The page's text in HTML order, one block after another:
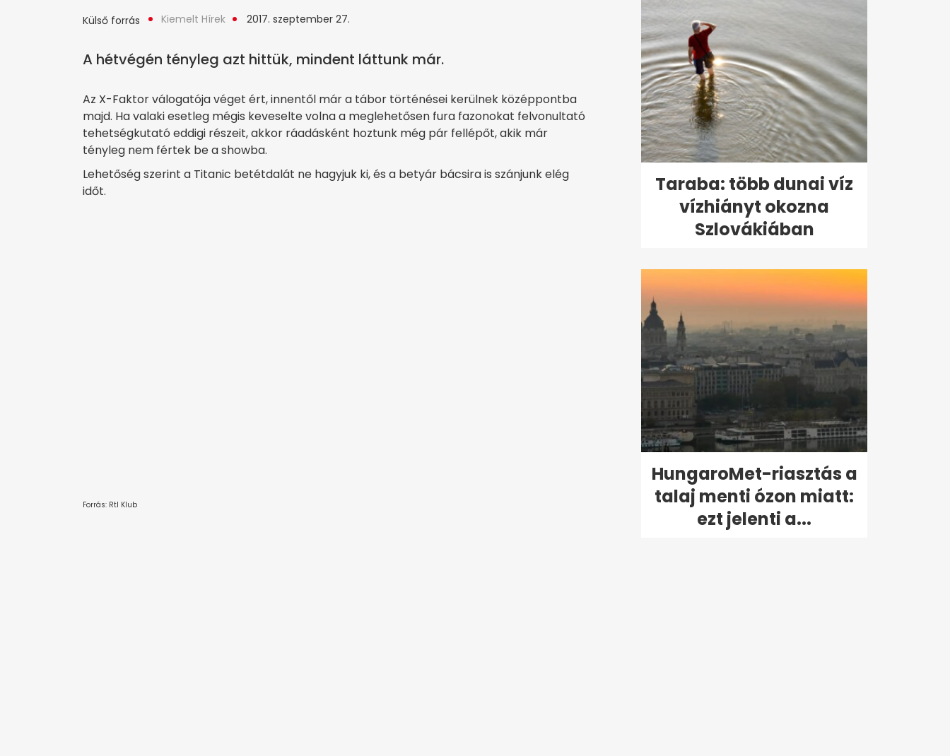
Külső forrás Kiemelt Hírek 2017. szeptember 27.
A hétvégén tényleg azt hittük, mindent láttunk már.
Az X-Faktor válogatója véget ért, innentől már a tábor történései kerülnek középpontba
majd. Ha valaki esetleg mégis keveselte volna a meglehetősen fura fazonokat felvonultató
tehetségkutató eddigi részeit, akkor ráadásként hoztunk még pár fellépőt, akik már
tényleg nem fértek be a showba.
Lehetőség szerint a Titanic betétdalát ne hagyjuk ki, és a betyár bácsira is szánjunk elég
időt.
Forrás: Rtl Klub
Taraba: több dunai víz
vízhiányt okozna
Szlovákiában
HungaroMet-riasztás a
talaj menti ózon miatt:
ezt jelenti a...